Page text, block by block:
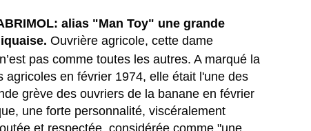
alias "Man Toy" une grande
Ouvrière agricole, cette dame
pas comme toutes les autres. A marqué la
agricoles en février 1974, elle était l'une des
grève des ouvriers de la banane en février
une forte personnalité, viscéralement
et respectée, considérée comme "une
JUL
27
La journaliste
BARBARA OLIVIER-
ZANDRONIS, revient
sur son interview de
Jordan Bardella, dans
un podcast animée Par
Rokhaya Diallo.
JUL
25
Jean‑Claude Naimro,
le Magicien des
Claviers : France 4
célèbre le génie qui a
façonné le son
Kassav’.
JEAN-CLAUDE NAIMRO, le